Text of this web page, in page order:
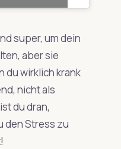
super, um dein
aber sie
du wirklich krank
nicht als
du dran,
den Stress zu